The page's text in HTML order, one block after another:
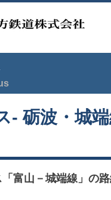
- 砺波・城
富山－城端線」の